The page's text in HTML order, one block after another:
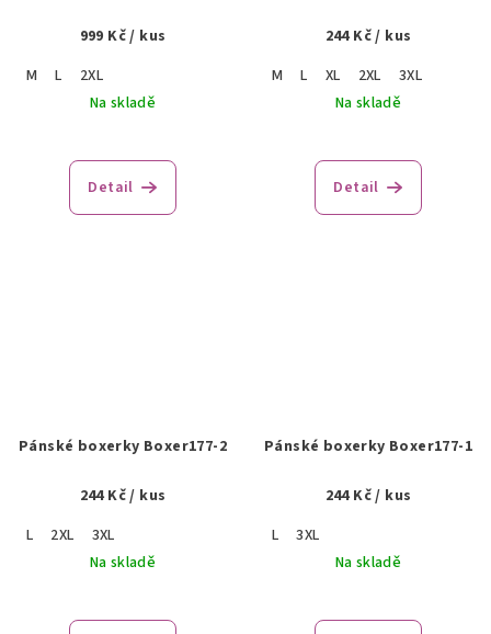
999 Kč/ kus
M
L
2XL
Na skladě
Detail
244 Kč/ kus
M
L XL 2XL
3XL
Na skladě
Detail
Pánské boxerky Boxer177-2
244 Kč/ kus
L
2XL
3XL
Na skladě
Pánské boxerky Boxer177-1
244 Kč/ kus
L
3XL
Na skladě